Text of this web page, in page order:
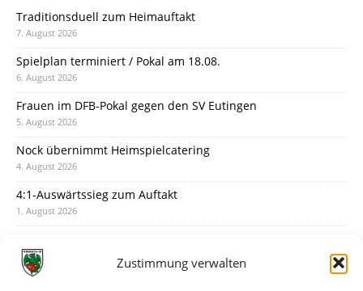
Zustimmung verwalten
Traditionsduell zum Heimauftakt
7. August 2026
Spielplan terminiert / Pokal am 18.08.
6. August 2026
Frauen im DFB-Pokal gegen den SV Eutingen
5. August 2026
Nock übernimmt Heimspielcatering
4. August 2026
4:1-Auswärtssieg zum Auftakt
1. August 2026
31. Juli 2026